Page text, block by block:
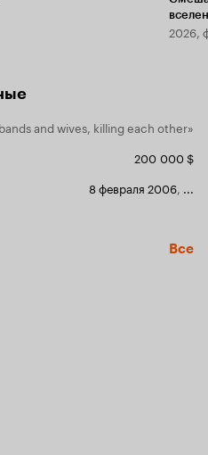
2026,
and wives, killing each other»
200 000 $
8 февраля 2006, ...
Все